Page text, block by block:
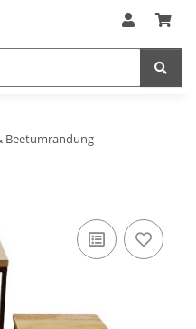
Beetumrandung